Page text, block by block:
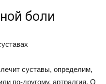
боли
суставы, определим,
по-другому, артралгия. О